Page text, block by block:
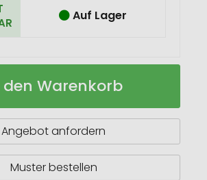
Auf Lager
den Warenkorb
Angebot anfordern
Muster bestellen